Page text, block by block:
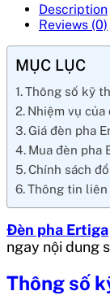
Description
Reviews (0)
MỤC LỤC
Thông số kỹ
Nhiệm vụ của
Giá đèn pha
Mua đèn pha
Chính sách
Thông tin liên
Đèn pha Ertiga
ngay nội dung
Thông số